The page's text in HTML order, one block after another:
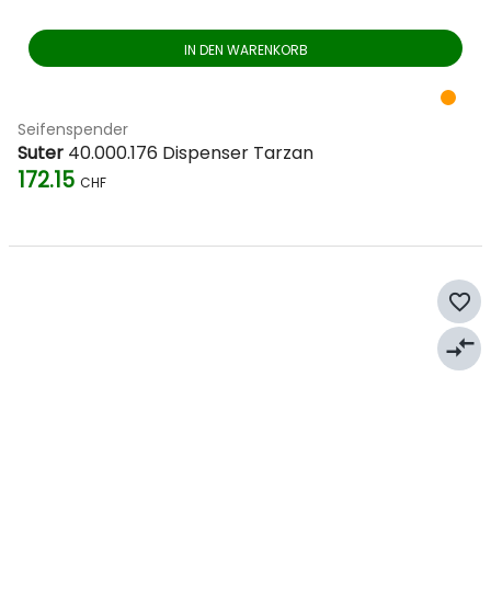
IN DEN WARENKORB
Seifenspender
Suter 40.000.176 Dispenser Tarzan
172.15 CHF
favorite_border
compare_arrows